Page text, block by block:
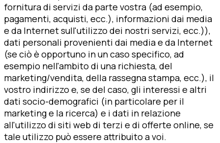
fornitura di servizi da parte vostra (ad esempio,
pagamenti, acquisti, ecc.), informazioni dai media
e da Internet sull'utilizzo dei nostri servizi, ecc.)),
dati personali provenienti dai media e da Internet
(se ciò è opportuno in un caso specifico, ad
esempio nell'ambito di una richiesta, del
marketing/vendita, della rassegna stampa, ecc.), il
vostro indirizzo e, se del caso, gli interessi e altri
dati socio-demografici (in particolare per il
marketing e la ricerca) e i dati in relazione
all'utilizzo di siti web di terzi e di offerte online, se
tale utilizzo può essere attribuito a voi.